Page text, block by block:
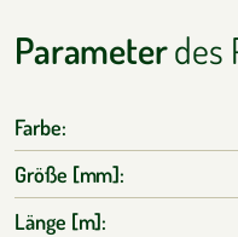
Parameterdes
Farbe:
Größe [mm]:
Länge [m]: